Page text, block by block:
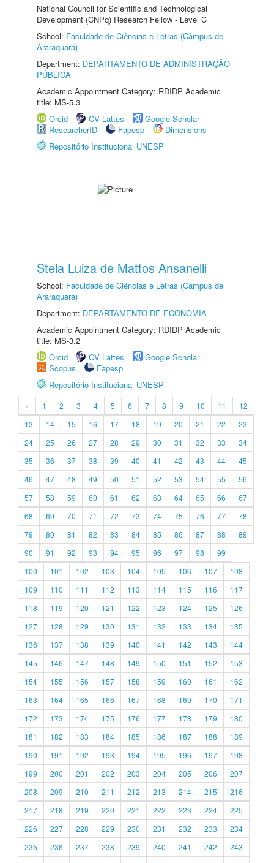
National Council for Scientific and Technological
Development (CNPq) Research Fellow - Level C
School: Faculdade de Ciências e Letras (Câmpus de
Araraquara)
Department: DEPARTAMENTO DE ADMINISTRAÇÃO
PÚBLICA
Academic Appointment Category: RDIDP Academic
title: MS-5.3
Orcid
CV Lattes
Google Scholar
ResearcherID
Fapesp
Dimensions
Repositório Institucional UNESP
Stela Luiza de Mattos Ansanelli
School: Faculdade de Ciências e Letras (Câmpus de
Araraquara)
Department: DEPARTAMENTO DE ECONOMIA
Academic Appointment Category: RDIDP Academic
title: MS-3.2
Orcid
CV Lattes
Google Scholar
Scopus
Fapesp
Repositório Institucional UNESP
« 1 2 3 4 5 6 7 8 9 10 11
12
13
14 15 16 17 18 19 20 21 22
23
24
25 26 27 28 29 30 31 32 33
34
35
36 37 38 39 40 41 42 43 44
45
46
47 48 49 50 51 52 53 54 55
56
57
58 59 60 61 62 63 64 65 66
67
68
69 70 71 72 73 74 75 76 77
78
79
80 81 82 83 84 85 86 87 88
89
90
91 92 93 94 95 96 97 98
99
100
101 102 103 104 105 106 107
108
109
110 111 112 113 114 115 116
117
118
119 120 121 122 123 124 125
126
127
128 129 130 131 132 133 134
135
136
137 138 139 140 141 142 143
144
145
146 147 148 149 150 151 152
153
154
155 156 157 158 159 160 161
162
163
164 165 166 167 168 169 170
171
172
173 174 175 176 177 178 179
180
181
182 183 184 185 186 187 188
189
190
191 192 193 194 195 196 197
198
199
200 201 202 203 204 205 206
207
208
209 210 211 212 213 214 215
216
217
218 219 220 221 222 223 224
225
226
227 228 229 230 231 232 233
234
235
236 237 238 239 240 241 242
243